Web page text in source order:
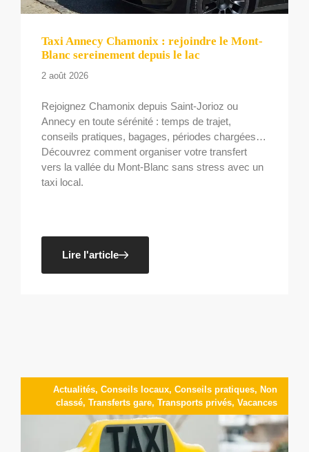
Taxi Annecy Chamonix : rejoindre le Mont-
Blanc sereinement depuis le lac
2 août 2026
Rejoignez Chamonix depuis Saint-Jorioz ou
Annecy en toute sérénité : temps de trajet,
conseils pratiques, bagages, périodes chargées…
Découvrez comment organiser votre transfert
vers la vallée du Mont-Blanc sans stress avec un
taxi local.
Lire l'article
Actualités, Conseils locaux, Conseils pratiques, Non
classé, Transferts gare, Transports privés, Vacances